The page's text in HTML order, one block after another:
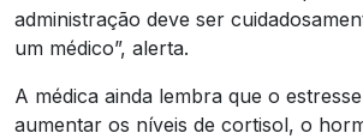
administração deve ser
um médico”, alerta.
A médica ainda lembra que o
aumentar os níveis de cortisol, o